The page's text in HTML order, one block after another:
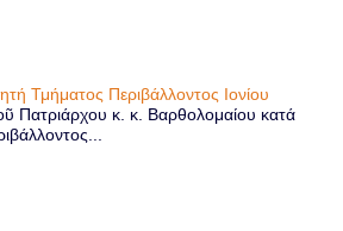
Τμήματος Περιβάλλοντος Ιονίου
Πατριάρχου κ. κ. Βαρθολομαίου κατά